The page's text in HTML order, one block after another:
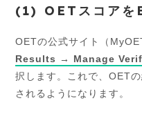
(1) OETスコアを
OETの公式サイト（
Results → Manage
択します。これで、OET
されるようになります。